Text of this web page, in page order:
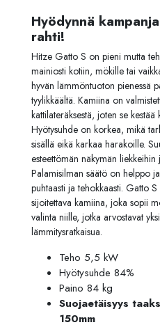
Hyödynnä
rahti!
Hitze Gatto S on pieni mutta
mainiosti kotiin, mökille tai
hyvän lämmöntuoton pienessä
tyylikkäältä. Kamiina on
kattilateräksestä, joten se
Hyötysuhde on korkea, mikä
sisällä eikä karkaa harakoille.
esteettömän näkymän
Palamisilman säätö on helppo
puhtaasti ja tehokkaasti. Gatto
sijoitettava kamiina, joka sopii
valinta niille, jotka arvostavat
lämmitysratkaisua.
Teho 5,5 kW
Hyötysuhde 84%
Paino 84 kg
Suojaetäisyys
150mm